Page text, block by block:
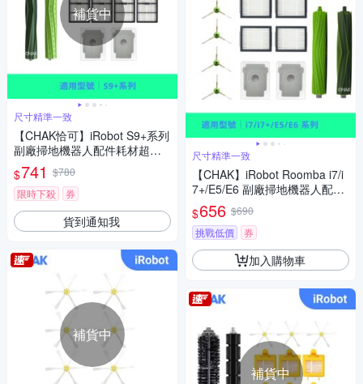
補貨中
尺寸精準一致
【CHAK恰可】iRobot S9+系列
副廠掃地機器人配件耗材超值
組(主刷x1組 邊刷x4 濾網x4 集
塵袋x2)
$741 $780
限時下殺
券
貨到通知我
補貨中
尺寸精準一致
【CHAK】iRobot Roomba i7/i
7+/E5/E6 副廠掃地機器人配件
耗材超值組(主刷x1 邊刷x4 濾
網x4 集塵袋x2)
$656 $690
挑戰低價
券
加入購物車
補貨中